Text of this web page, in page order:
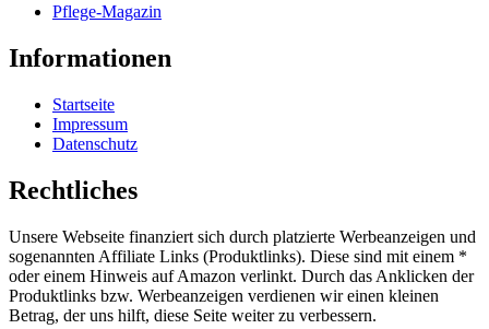
Pflege-Magazin
Informationen
Startseite
Impressum
Datenschutz
Rechtliches
Unsere Webseite finanziert sich durch platzierte Werbeanzeigen und
sogenannten Affiliate Links (Produktlinks). Diese sind mit einem *
oder einem Hinweis auf Amazon verlinkt. Durch das Anklicken der
Produktlinks bzw. Werbeanzeigen verdienen wir einen kleinen
Betrag, der uns hilft, diese Seite weiter zu verbessern.